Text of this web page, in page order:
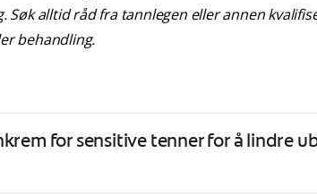
alltid råd fra tannlegen eller annen
behandling.
for sensitive tenner for å lindre